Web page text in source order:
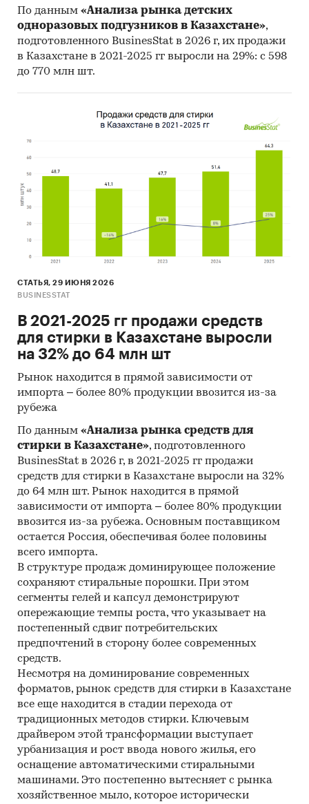
Инсайдерские источники
Специализированные аналитические
порталы
Методы:
Кабинетное исследование. Поиск и
анализ информации из различных
источников, проведение расчетов.
Прогноз ГидМаркет. Современные
статистические методы прогнозирования с
Промышленность / ... /
Текстильная промышленность
СНГ / Казахстан
По данным «Анализа рынка детских
одноразовых подгузников в Казахстане»,
подготовленного BusinesStat в 2026 г, их продажи
в Казахстане в 2021-2025 гг выросли на 29%: с 598
до 770 млн шт.
СТАТЬЯ, 29 ИЮНЯ 2026
BUSINESSTAT
В 2021-2025 гг продажи средств
для стирки в Казахстане выросли
на 32% до 64 млн шт
Рынок находится в прямой зависимости от
импорта – более 80% продукции ввозится из-за
рубежа
По данным «Анализа рынка средств для
стирки в Казахстане», подготовленного
BusinesStat в 2026 г, в 2021-2025 гг продажи
средств для стирки в Казахстане выросли на 32%
до 64 млн шт. Рынок находится в прямой
зависимости от импорта – более 80% продукции
ввозится из-за рубежа. Основным поставщиком
остается Россия, обеспечивая более половины
всего импорта.
В структуре продаж доминирующее положение
сохраняют стиральные порошки. При этом
сегменты гелей и капсул демонстрируют
опережающие темпы роста, что указывает на
постепенный сдвиг потребительских
предпочтений в сторону более современных
средств.
Несмотря на доминирование современных
форматов, рынок средств для стирки в Казахстане
все еще находится в стадии перехода от
традиционных методов стирки. Ключевым
драйвером этой трансформации выступает
урбанизация и рост ввода нового жилья, его
оснащение автоматическими стиральными
машинами. Это постепенно вытесняет с рынка
хозяйственное мыло, которое исторически